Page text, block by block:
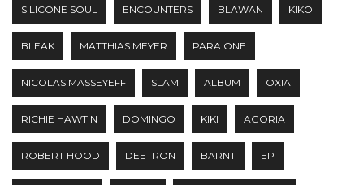
SILICONE SOUL ENCOUNTERS BLAWAN KIKO
BLEAK MATTHIAS MEYER PARA ONE
NICOLAS MASSEYEFF SLAM ALBUM OXIA
RICHIE HAWTIN DOMINGO KIKI AGORIA
ROBERT HOOD DEETRON BARNT EP